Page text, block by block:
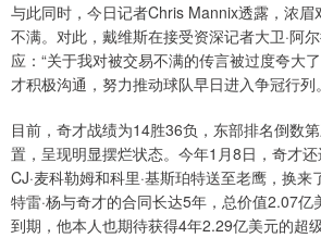
与此同时，今日记者Chris Mannix透露，浓
不满。对此，戴维斯在接受资深记者大卫·阿
应：“关于我对被交易不满的传言被过度夸大
才积极沟通，努力推动球队早日进入争冠行列
目前，奇才战绩为14胜36负，东部排名倒数
置，呈现明显摆烂状态。今年1月8日，奇才
CJ·麦科勒姆和科里·基斯珀特送至老鹰，换来
特雷·杨与奇才的合同长达5年，总价值2.07
到期，他本人也期待获得4年2.29亿美元的超